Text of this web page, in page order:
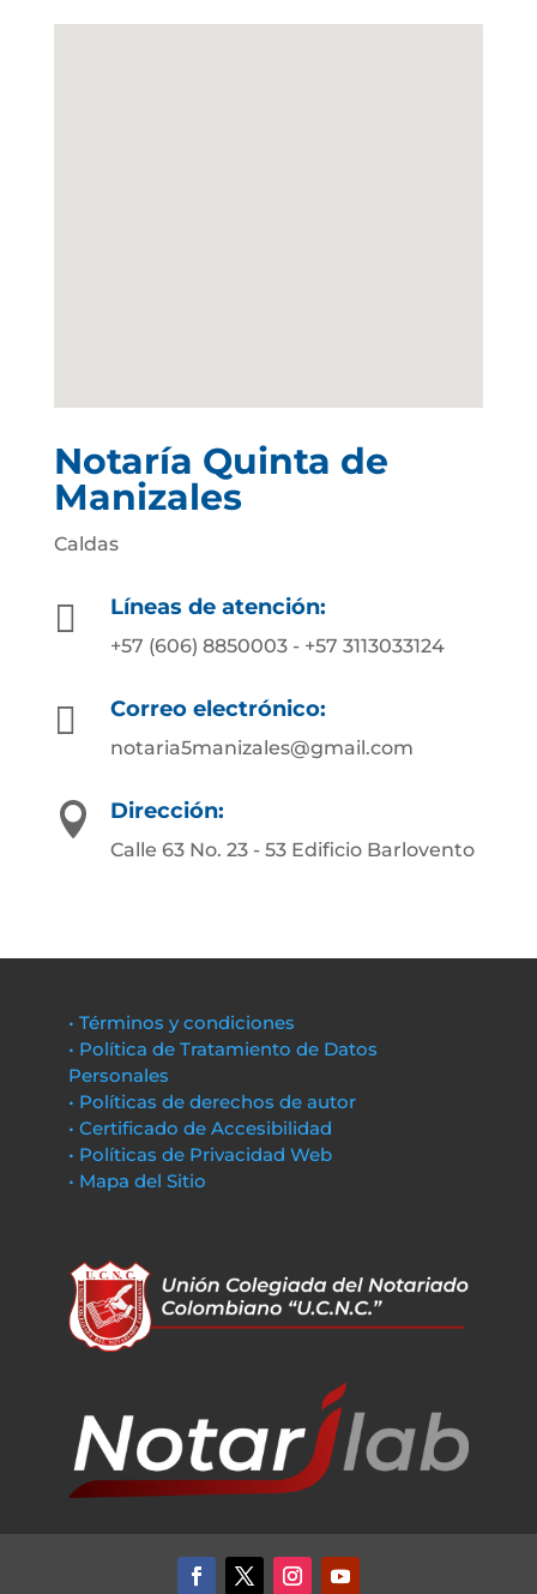
Notaría Quinta de
Manizales
Caldas
 Líneas de atención:
+57 (606) 8850003 - +57 3113033124
 Correo electrónico:
notaria5manizales@gmail.com
 Dirección:
Calle 63 No. 23 - 53 Edificio Barlovento
• Términos y condiciones
• Política de Tratamiento de Datos
Personales
• Políticas de derechos de autor
• Certificado de Accesibilidad
• Políticas de Privacidad Web
• Mapa del Sitio